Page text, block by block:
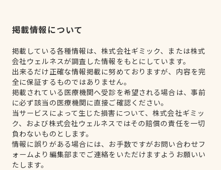
掲載情報について
掲載している各種情報は、株式会社ギミック、または株式
会社ウェルネスが調査した情報をもとにしています。
出来るだけ正確な情報掲載に努めておりますが、内容を完
全に保証するものではありません。
掲載されている医療機関へ受診を希望される場合は、事前
に必ず該当の医療機関に直接ご確認ください。
当サービスによって生じた損害について、株式会社ギミッ
ク、および株式会社ウェルネスではその賠償の責任を一切
負わないものとします。
情報に誤りがある場合には、お手数ですがお問い合わせフ
ォームより編集部までご連絡をいただけますようお願いい
たします。